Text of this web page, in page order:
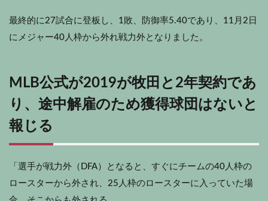
最終的に27試合に登板し、1敗、防御率5.40であり、11月2日
にメジャー40人枠から外れ戦力外となりました。
MLB公式が2019が牧田と2年契約であ
り、途中解雇のため獲得球団はないと
報じる
「選手が戦力外（DFA）となると、すぐにチームの40人枠の
ロースターから外され、25人枠のロースターに入っていた場